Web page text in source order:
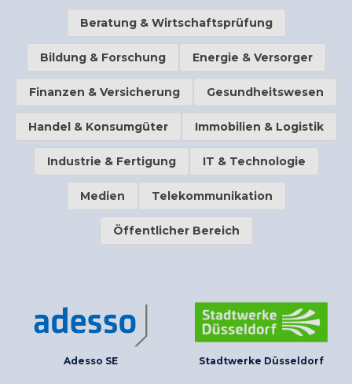
Beratung & Wirtschaftsprüfung
Bildung & Forschung Energie & Versorger
Finanzen & Versicherung Gesundheitswesen
Handel & Konsumgüter Immobilien & Logistik
Industrie & Fertigung IT & Technologie
Medien Telekommunikation
Öffentlicher Bereich
Adesso SE Stadtwerke Düsseldorf